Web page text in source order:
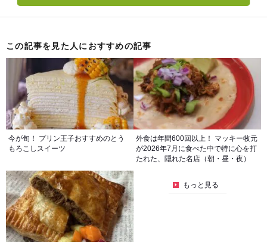
この記事を見た人におすすめの記事
今が旬！ プリン王子おすすめのとう
もろこしスイーツ
外食は年間600回以上！ マッキー牧元
が2026年7月に食べた中で特に心を打
たれた、隠れた名店（朝・昼・夜）
もっと見る